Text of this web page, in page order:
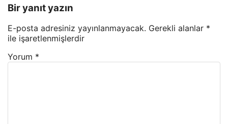
Bir yanıt yazın
E-posta adresiniz yayınlanmayacak. Gerekli alanlar *
ile işaretlenmişlerdir
Yorum *